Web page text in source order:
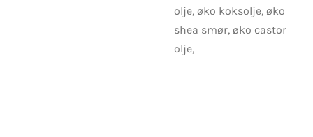
olje, øko koksolje, øko
shea smør, øko castor
olje,